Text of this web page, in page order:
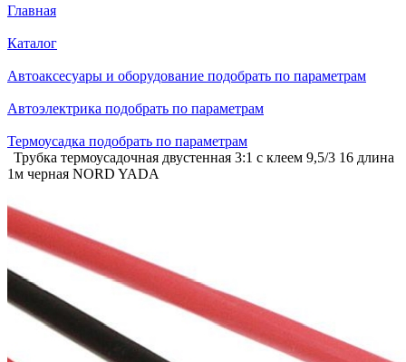
Главная
Каталог
Автоаксесуары и оборудование подобрать по параметрам
Автоэлектрика подобрать по параметрам
Термоусадка подобрать по параметрам
Трубка термоусадочная двустенная 3:1 с клеем 9,5/3 16 длина
1м черная NORD YADA